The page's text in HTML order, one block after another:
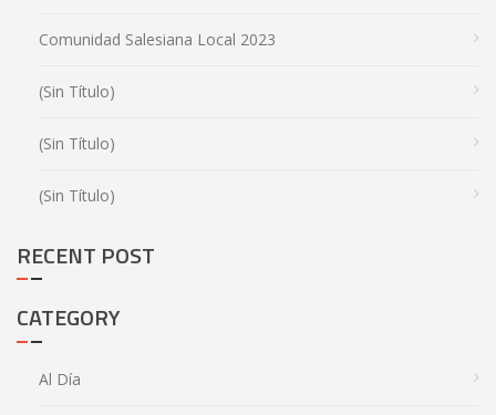
Comunidad Salesiana Local 2023
(sin Título)
(sin Título)
(sin Título)
RECENT POST
CATEGORY
Al Día